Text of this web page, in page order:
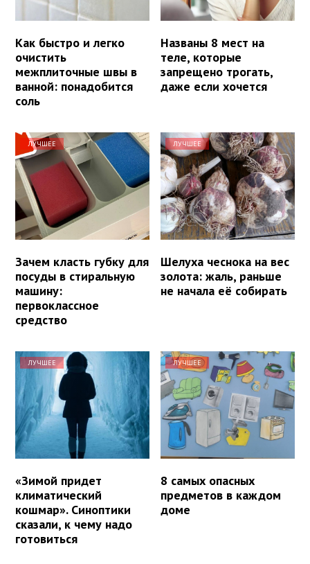
Как быстро и легко
очистить
межплиточные швы в
ванной: понадобится
соль
Названы 8 мест на
теле, которые
запрещено трогать,
даже если хочется
ЛУЧШЕЕ
Зачем класть губку для
посуды в стиральную
машину:
первоклассное
средство
ЛУЧШЕЕ
Шелуха чеснока на вес
золота: жаль, раньше
не начала её собирать
ЛУЧШЕЕ
«Зимой придет
климатический
кошмар». Синоптики
сказали, к чему надо
готовиться
ЛУЧШЕЕ
8 самых опасных
предметов в каждом
доме